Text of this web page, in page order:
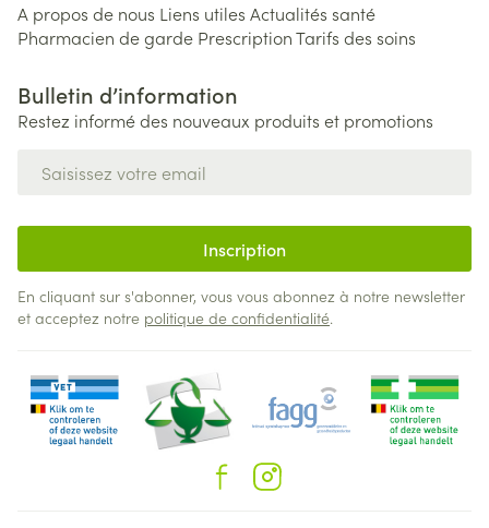
A propos de nous Liens utiles Actualités santé
Pharmacien de garde PrescriptionTarifs des soins
Bulletin d’information
Restez informé des nouveaux produits et promotions
Inscription
En cliquant sur s'abonner, vous vous abonnez à notre newsletter
et acceptez notre politique de confidentialité.